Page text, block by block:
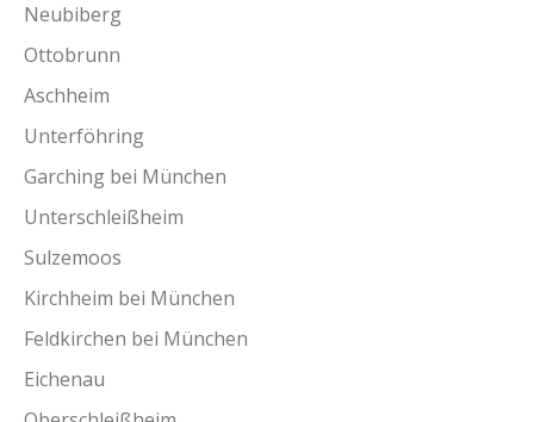
Neubiberg
Ottobrunn
Aschheim
Unterföhring
Garching bei München
Unterschleißheim
Sulzemoos
Kirchheim bei München
Feldkirchen bei München
Eichenau